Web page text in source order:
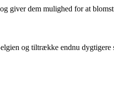
giver dem mulighed for at
og tiltrække endnu dygtigere